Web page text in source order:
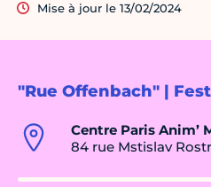
"Rue Offenbach" |
Centre Paris Anim’
84 rue Mstislav
Mise à jour le 13/02/2024